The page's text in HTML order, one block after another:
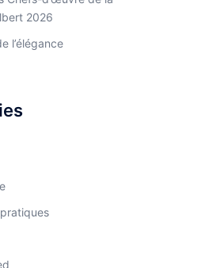
2026
l’élégance